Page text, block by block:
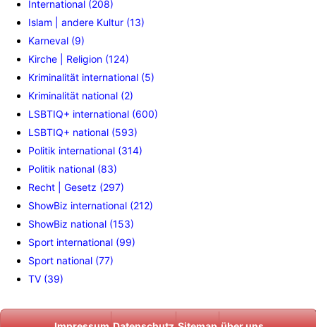
International (208)
Islam | andere Kultur (13)
Karneval (9)
Kirche | Religion (124)
Kriminalität international (5)
Kriminalität national (2)
LSBTIQ+ international (600)
LSBTIQ+ national (593)
Politik international (314)
Politik national (83)
Recht | Gesetz (297)
ShowBiz international (212)
ShowBiz national (153)
Sport international (99)
Sport national (77)
TV (39)